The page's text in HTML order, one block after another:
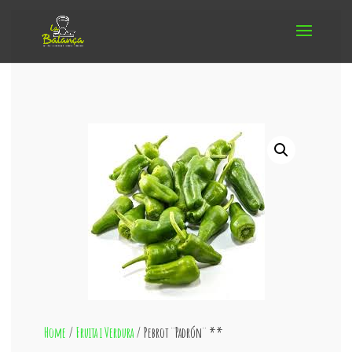
Home /Fruita i Verdura/ Pebrot ¨Padrón¨ **